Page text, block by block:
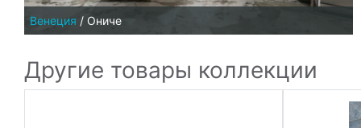
Венеция / Ониче
Другие товары коллекции